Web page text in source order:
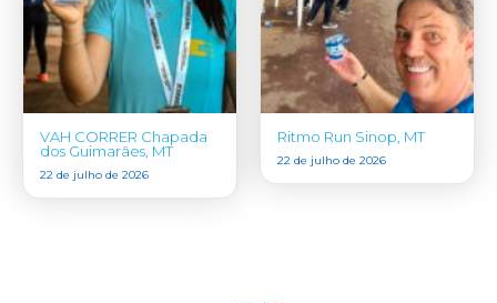
VAH CORRER Chapada
dos Guimarães, MT
22 de julho de 2026
Ritmo Run Sinop, MT
22 de julho de 2026